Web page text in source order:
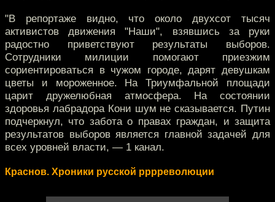
"В репортаже видно, что около двухсот тысяч
активистов движения "Наши", взявшись за руки
радостно приветствуют результаты выборов.
Сотрудники милиции помогают приезжим
сориентироваться в чужом городе, дарят девушкам
цветы и мороженное. На Триумфальной площади
царит дружелюбная атмосфера. На состоянии
здоровья лабрадора Кони шум не сказывается. Путин
подчеркнул, что забота о правах граждан, и защита
результатов выборов является главной задачей для
всех уровней власти, — 1 канал.
Краснов. Хроники русской рррреволюции